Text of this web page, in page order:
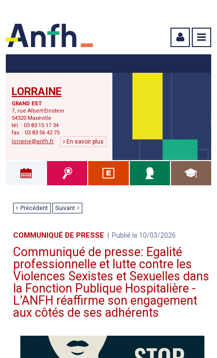
LORRAINE
GRAND EST
7, rue Albert-Einstein
54320 Maxéville
tél. : 03 83 15 17 34
fax. : 03 83 56 42 75
lorraine@anfh.fr
En savoir plus
Précédent Suivant
COMMUNIQUÉ DE PRESSE Publié le 10/03/2026
Communiqué de presse: Egalité
professionnelle et lutte contre les
Violences Sexistes et Sexuelles dans
la Fonction Publique Hospitalière -
L’ANFH réaffirme son engagement
aux côtés de ses adhérents